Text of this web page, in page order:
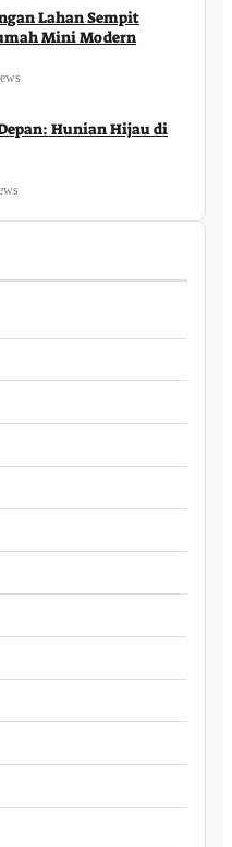
Lahan Sempit
Mini Modern
Hunian Hijau di